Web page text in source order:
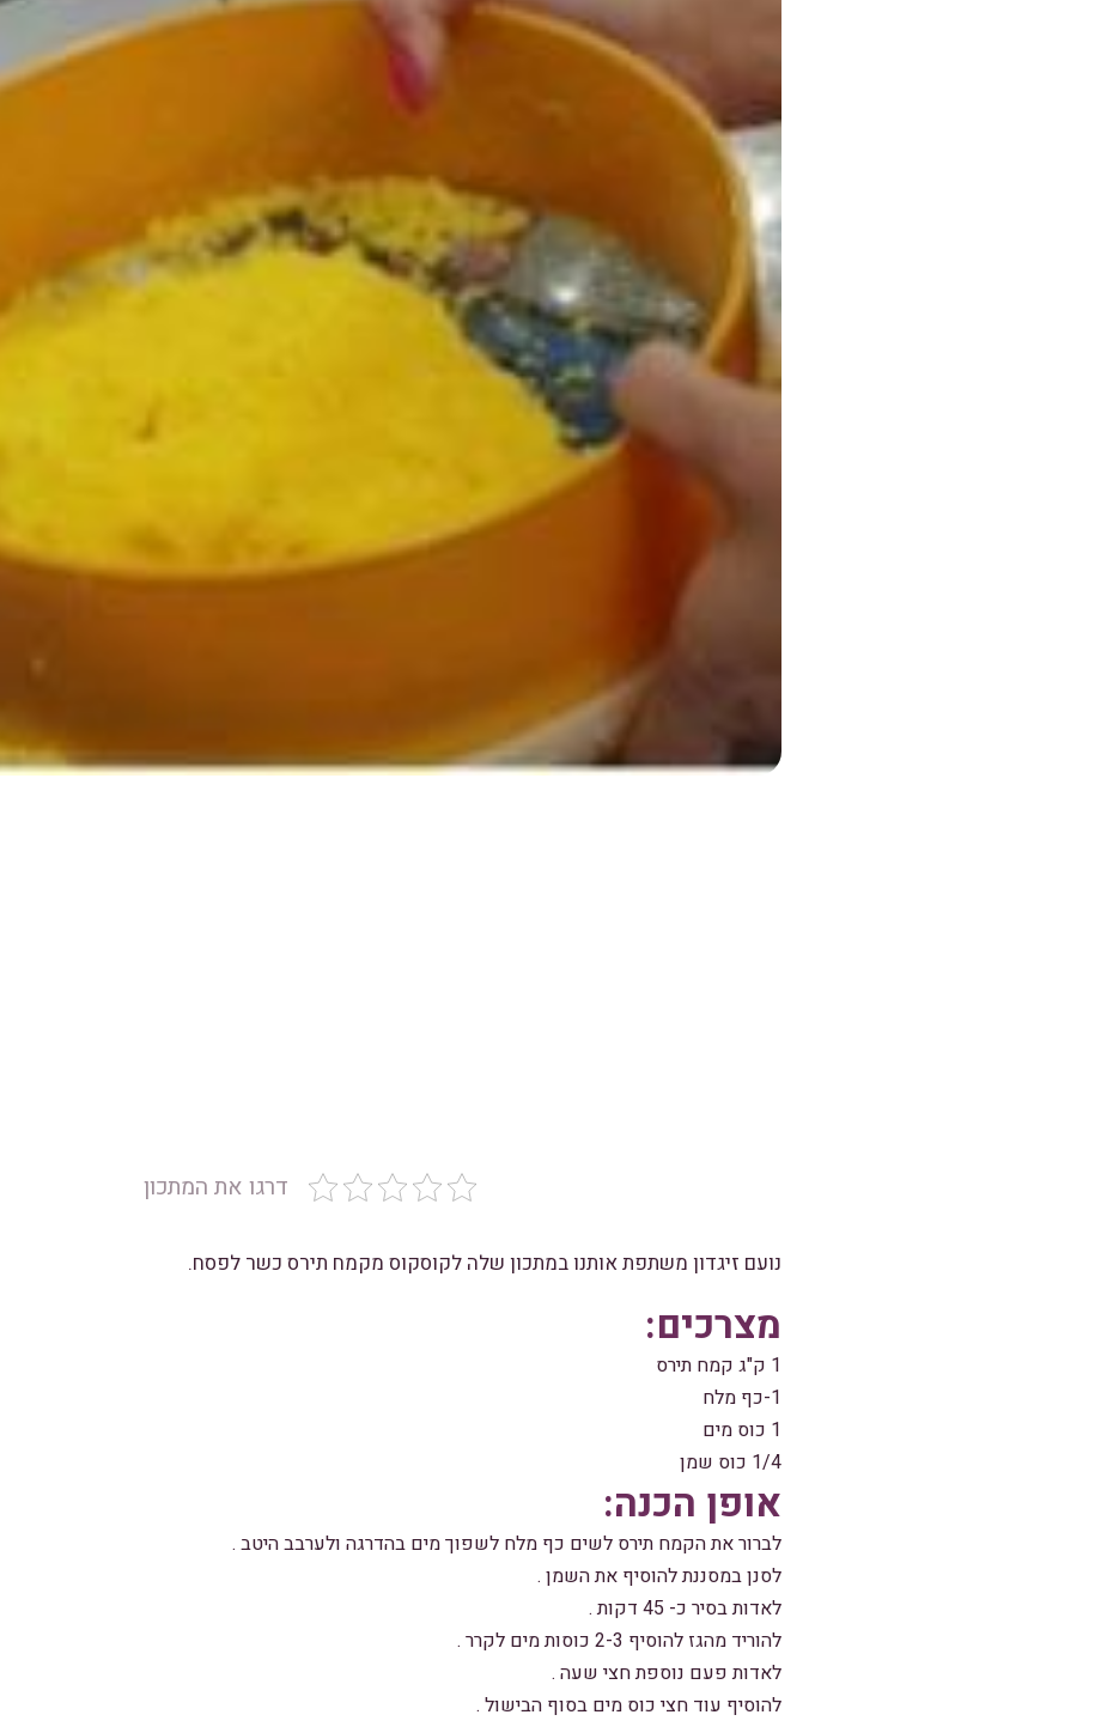
דרגו את המתכון
נועם זיגדון משתפת אותנו במתכון שלה לקוסקוס מקמח תירס כשר לפסח.
מצרכים:
1 ק"ג קמח תירס
1-כף מלח
1 כוס מים
1/4 כוס שמן
אופן הכנה:
לברור את הקמח תירס לשים כף מלח לשפוך מים בהדרגה ולערבב היטב .
לסנן במסננת להוסיף את השמן .
לאדות בסיר כ- 45 דקות .
להוריד מהגז להוסיף 2-3 כוסות מים לקרר .
לאדות פעם נוספת חצי שעה .
להוסיף עוד חצי כוס מים בסוף הבישול .